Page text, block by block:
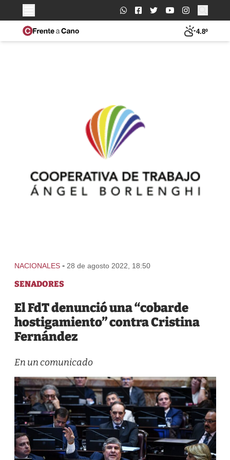
Buscar:
4.8º
NACIONALES - 28 de agosto 2022, 18:50
SENADORES
El FdT denunció una “cobarde
hostigamiento” contra Cristina
Fernández
En un comunicado